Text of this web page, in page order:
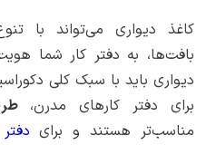
کاغذ دیواری می‌تواند با
بافت‌ها، به دفتر کار شما
دیواری باید با سبک کلی
برای دفتر کارهای مدرن،
مناسب‌تر هستند و برای